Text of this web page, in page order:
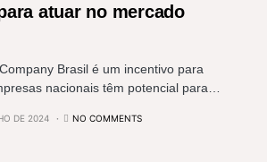
atuar no mercado
Brasil é um incentivo para
nacionais têm potencial para…
DE 2024 NO COMMENTS